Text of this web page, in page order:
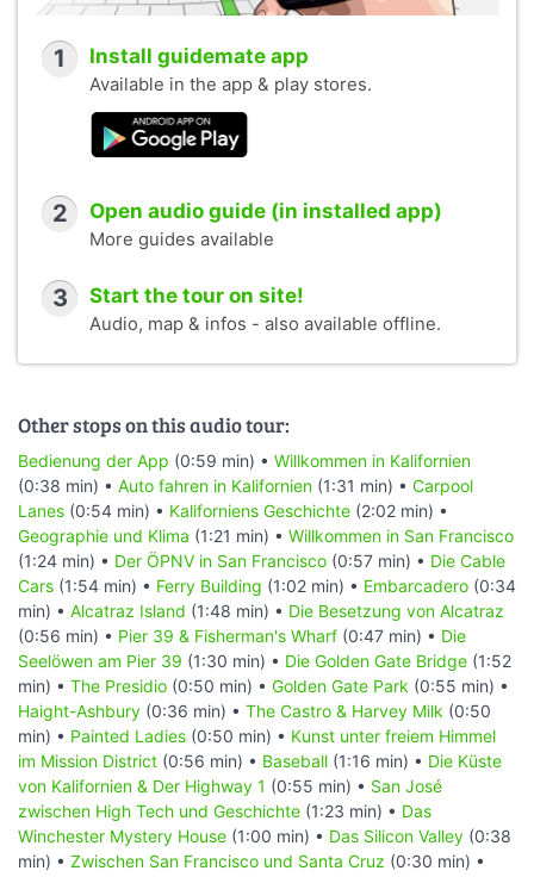
1 Install guidemate app
Available in the app & play stores.
2 Open audio guide (in installed app)
More guides available
3 Start the tour on site!
Audio, map & infos - also available offline.
Other stops on this audio tour:
Bedienung der App (0:59 min) • Willkommen in Kalifornien
(0:38 min) • Auto fahren in Kalifornien (1:31 min) • Carpool
Lanes (0:54 min) • Kaliforniens Geschichte (2:02 min) •
Geographie und Klima (1:21 min) • Willkommen in San Francisco
(1:24 min) • Der ÖPNV in San Francisco (0:57 min) • Die Cable
Cars (1:54 min) • Ferry Building (1:02 min) • Embarcadero (0:34
min) • Alcatraz Island (1:48 min) • Die Besetzung von Alcatraz
(0:56 min) • Pier 39 & Fisherman's Wharf (0:47 min) • Die
Seelöwen am Pier 39 (1:30 min) • Die Golden Gate Bridge (1:52
min) • The Presidio (0:50 min) • Golden Gate Park (0:55 min) •
Haight-Ashbury (0:36 min) • The Castro & Harvey Milk (0:50
min) • Painted Ladies (0:50 min) • Kunst unter freiem Himmel
im Mission District (0:56 min) • Baseball (1:16 min) • Die Küste
von Kalifornien & Der Highway 1 (0:55 min) • San José
zwischen High Tech und Geschichte (1:23 min) • Das
Winchester Mystery House (1:00 min) • Das Silicon Valley (0:38
min) • Zwischen San Francisco und Santa Cruz (0:30 min) •